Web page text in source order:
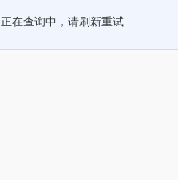
正在查询中，请刷新重试